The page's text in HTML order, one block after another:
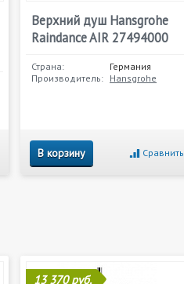
Верхний душ Hansgrohe
Raindance AIR 27494000
Страна:
Германия
Производитель: Hansgrohe
В корзину Сравнить
13 370 руб.